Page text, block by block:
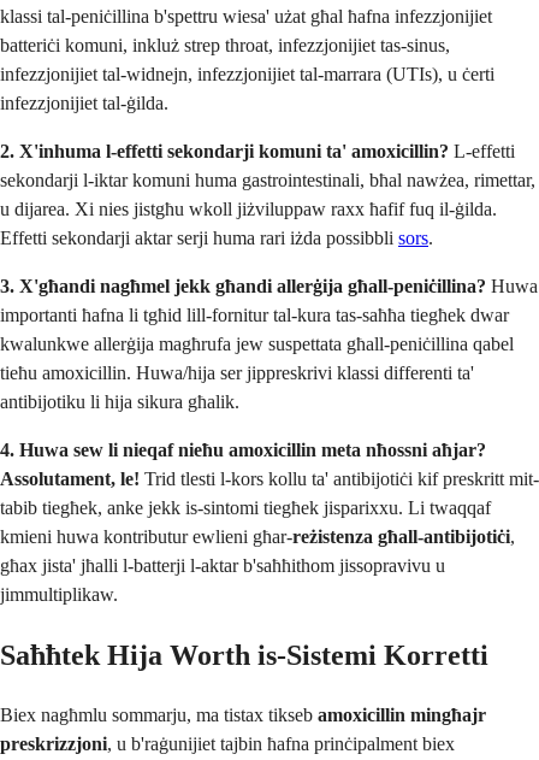
klassi tal-peniċillina b'spettru wiesa' użat għal ħafna infezzjonijiet
batteriċi komuni, inkluż strep throat, infezzjonijiet tas-sinus,
infezzjonijiet tal-widnejn, infezzjonijiet tal-marrara (UTIs), u ċerti
infezzjonijiet tal-ġilda.
2. X'inhuma l-effetti sekondarji komuni ta' amoxicillin? L-effetti
sekondarji l-iktar komuni huma gastrointestinali, bħal nawżea, rimettar,
u dijarea. Xi nies jistgħu wkoll jiżviluppaw raxx ħafif fuq il-ġilda.
Effetti sekondarji aktar serji huma rari iżda possibbli sors.
3. X'għandi nagħmel jekk għandi allerġija għall-peniċillina? Huwa
importanti ħafna li tgħid lill-fornitur tal-kura tas-saħħa tiegħek dwar
kwalunkwe allerġija magħrufa jew suspettata għall-peniċillina qabel
tieħu amoxicillin. Huwa/hija ser jippreskrivi klassi differenti ta'
antibijotiku li hija sikura għalik.
4. Huwa sew li nieqaf nieħu amoxicillin meta nħossni aħjar?
Assolutament, le! Trid tlesti l-kors kollu ta' antibijotiċi kif preskritt mit-
tabib tiegħek, anke jekk is-sintomi tiegħek jisparixxu. Li twaqqaf
kmieni huwa kontributur ewlieni għar-reżistenza għall-antibijotiċi,
għax jista' jħalli l-batterji l-aktar b'saħħithom jissopravivu u
jimmultiplikaw.
Saħħtek Hija Worth is-Sistemi Korretti
Biex nagħmlu sommarju, ma tistax tikseb amoxicillin mingħajr
preskrizzjoni, u b'raġunijiet tajbin ħafna prinċipalment biex